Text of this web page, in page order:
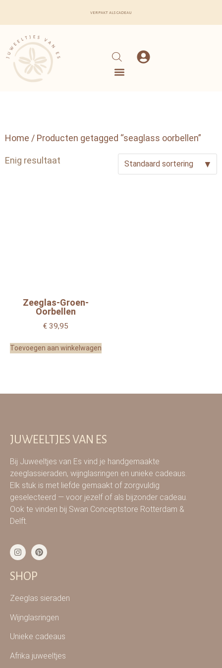
verpakt als cadeau
Home / Producten getagged “seaglass oorbellen”
Enig resultaat
Zeeglas-Groen-
Oorbellen
€39,95
Toevoegen aan winkelwagen
JUWEELTJES VAN ES
Bij Juweeltjes van Es vind je handgemaakte
zeeglassieraden, wijnglasringen en unieke cadeaus.
Elk stuk is met liefde gemaakt of zorgvuldig
geselecteerd — voor jezelf of als bijzonder cadeau.
Ook te vinden bij Swan Conceptstore Rotterdam &
Delft.
SHOP
Zeeglas sieraden
Wijnglasringen
Unieke cadeaus
Afrika juweeltjes